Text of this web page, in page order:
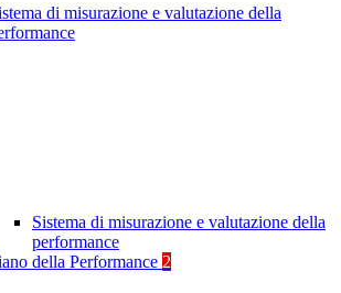
di misurazione e valutazione della
Sistema di misurazione e valutazione della
performance
della Performance 2